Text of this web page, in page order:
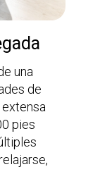
una
de
pies